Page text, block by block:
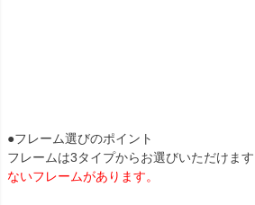
●フレーム選びのポイント
フレームは3タイプからお選びいただけます
ないフレームがあります。